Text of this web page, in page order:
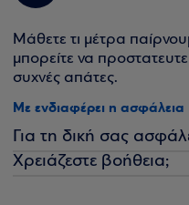
Μάθετε τι μέτρα
μπορείτε να
συχνές απάτες.
Με ενδιαφέρει η ασφάλεια
Για τη δική σας
Χρειάζεστε βοήθεια;